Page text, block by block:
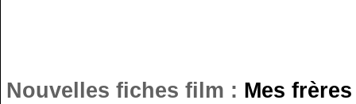
Nouvelles fiches film : Mes